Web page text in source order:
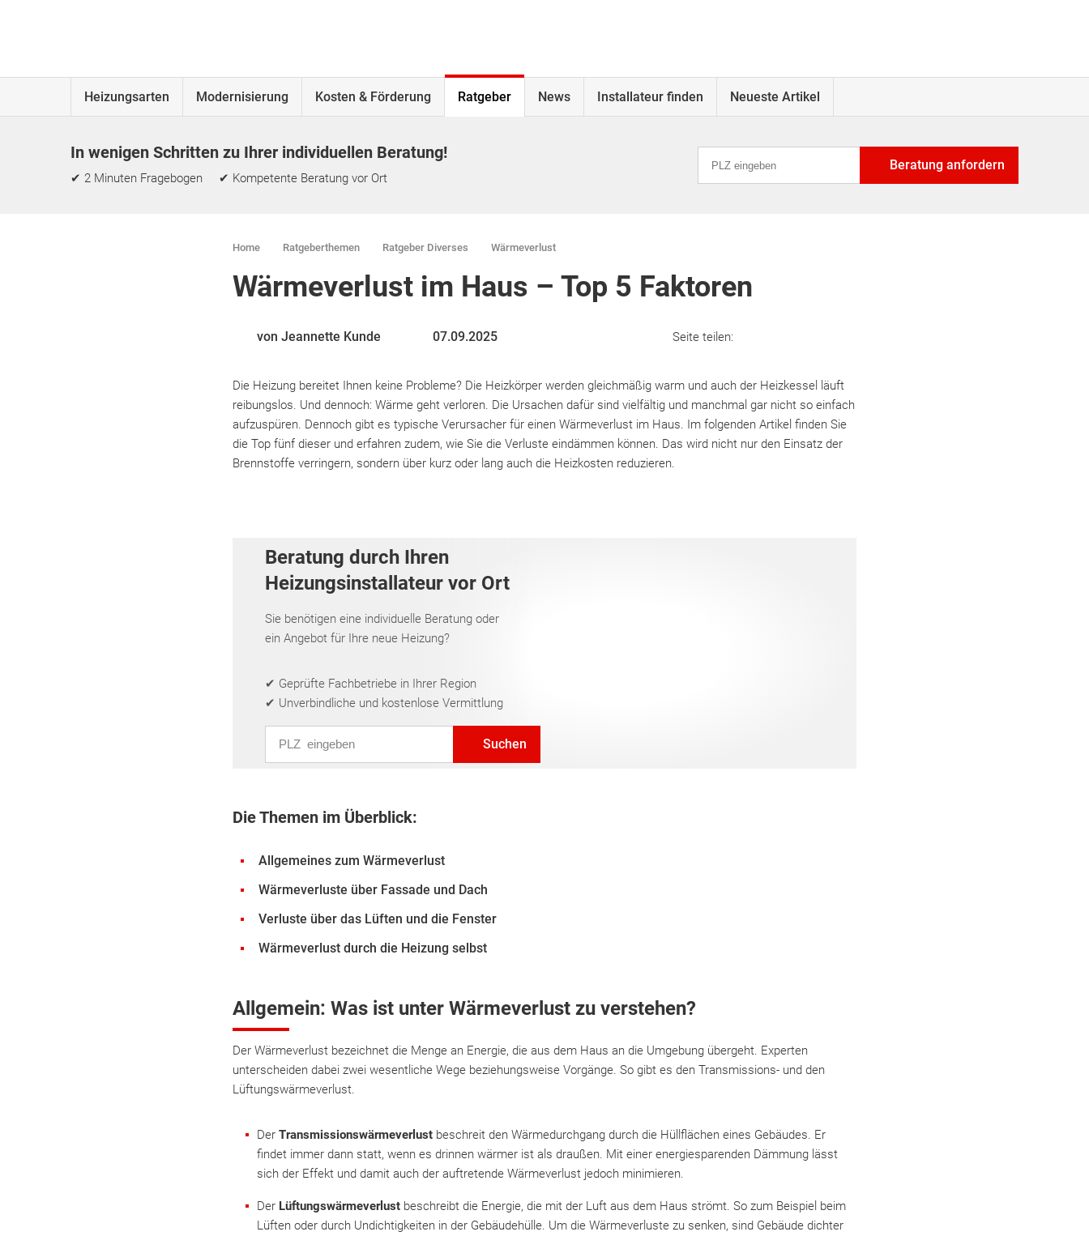
Heizungsarten Modernisierung Kosten & Förderung Ratgeber News Installateur finden Neueste Artikel
In wenigen Schritten zu Ihrer individuellen Beratung!
✔ 2 Minuten Fragebogen ✔ Kompetente Beratung vor Ort
Beratung anfordern
Home Ratgeberthemen Ratgeber Diverses Wärmeverlust
Wärmeverlust im Haus – Top 5 Faktoren
von Jeannette Kunde 07.09.2025 Seite teilen:
Die Heizung bereitet Ihnen keine Probleme? Die Heizkörper werden gleichmäßig warm und auch der Heizkessel läuft
reibungslos. Und dennoch: Wärme geht verloren. Die Ursachen dafür sind vielfältig und manchmal gar nicht so einfach
aufzuspüren. Dennoch gibt es typische Verursacher für einen Wärmeverlust im Haus. Im folgenden Artikel finden Sie
die Top fünf dieser und erfahren zudem, wie Sie die Verluste eindämmen können. Das wird nicht nur den Einsatz der
Brennstoffe verringern, sondern über kurz oder lang auch die Heizkosten reduzieren.
Beratung durch Ihren
Heizungsinstallateur vor Ort
Sie benötigen eine individuelle Beratung oder
ein Angebot für Ihre neue Heizung?
✔ Geprüfte Fachbetriebe in Ihrer Region
✔ Unverbindliche und kostenlose Vermittlung
Suchen
Die Themen im Überblick:
Allgemeines zum Wärmeverlust
Wärmeverluste über Fassade und Dach
Verluste über das Lüften und die Fenster
Wärmeverlust durch die Heizung selbst
Allgemein: Was ist unter Wärmeverlust zu verstehen?
Der Wärmeverlust bezeichnet die Menge an Energie, die aus dem Haus an die Umgebung übergeht. Experten
unterscheiden dabei zwei wesentliche Wege beziehungsweise Vorgänge. So gibt es den Transmissions- und den
Lüftungswärmeverlust.
Der Transmissionswärmeverlust beschreit den Wärmedurchgang durch die Hüllflächen eines Gebäudes. Er
findet immer dann statt, wenn es drinnen wärmer ist als draußen. Mit einer energiesparenden Dämmung lässt
sich der Effekt und damit auch der auftretende Wärmeverlust jedoch minimieren.
Der Lüftungswärmeverlust beschreibt die Energie, die mit der Luft aus dem Haus strömt. So zum Beispiel beim
Lüften oder durch Undichtigkeiten in der Gebäudehülle. Um die Wärmeverluste zu senken, sind Gebäude dichter